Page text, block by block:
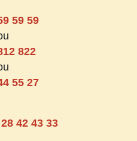
59 59
822
55 27
42 43 33